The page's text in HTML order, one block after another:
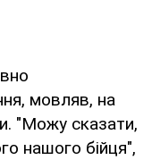
мовляв, на
"Можу сказати,
нашого бійця",